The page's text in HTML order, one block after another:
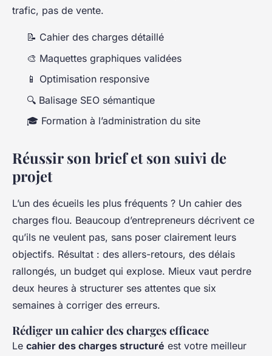
trafic, pas de vente.
📝 Cahier des charges détaillé
🎨 Maquettes graphiques validées
📱 Optimisation responsive
🔍 Balisage SEO sémantique
🎓 Formation à l’administration du site
Réussir son brief et son suivi de
projet
L’un des écueils les plus fréquents ? Un cahier des
charges flou. Beaucoup d’entrepreneurs décrivent ce
qu’ils ne veulent pas, sans poser clairement leurs
objectifs. Résultat : des allers-retours, des délais
rallongés, un budget qui explose. Mieux vaut perdre
deux heures à structurer ses attentes que six
semaines à corriger des erreurs.
Rédiger un cahier des charges efficace
Le cahier des charges structuré est votre meilleur